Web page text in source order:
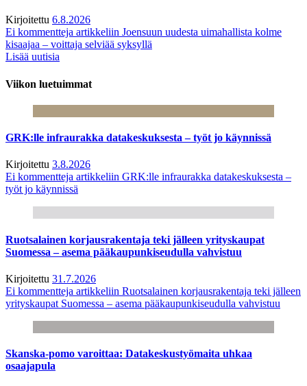
Kirjoitettu 6.8.2026
Ei kommentteja artikkeliin Joensuun uudesta uimahallista kolme
kisaajaa – voittaja selviää syksyllä
Lisää uutisia
Viikon luetuimmat
GRK:lle infraurakka datakeskuksesta – työt jo käynnissä
Kirjoitettu 3.8.2026
Ei kommentteja artikkeliin GRK:lle infraurakka datakeskuksesta –
työt jo käynnissä
Ruotsalainen korjausrakentaja teki jälleen yrityskaupat
Suomessa – asema pääkaupunkiseudulla vahvistuu
Kirjoitettu 31.7.2026
Ei kommentteja artikkeliin Ruotsalainen korjausrakentaja teki jälleen
yrityskaupat Suomessa – asema pääkaupunkiseudulla vahvistuu
Skanska-pomo varoittaa: Datakeskustyömaita uhkaa
osaajapula